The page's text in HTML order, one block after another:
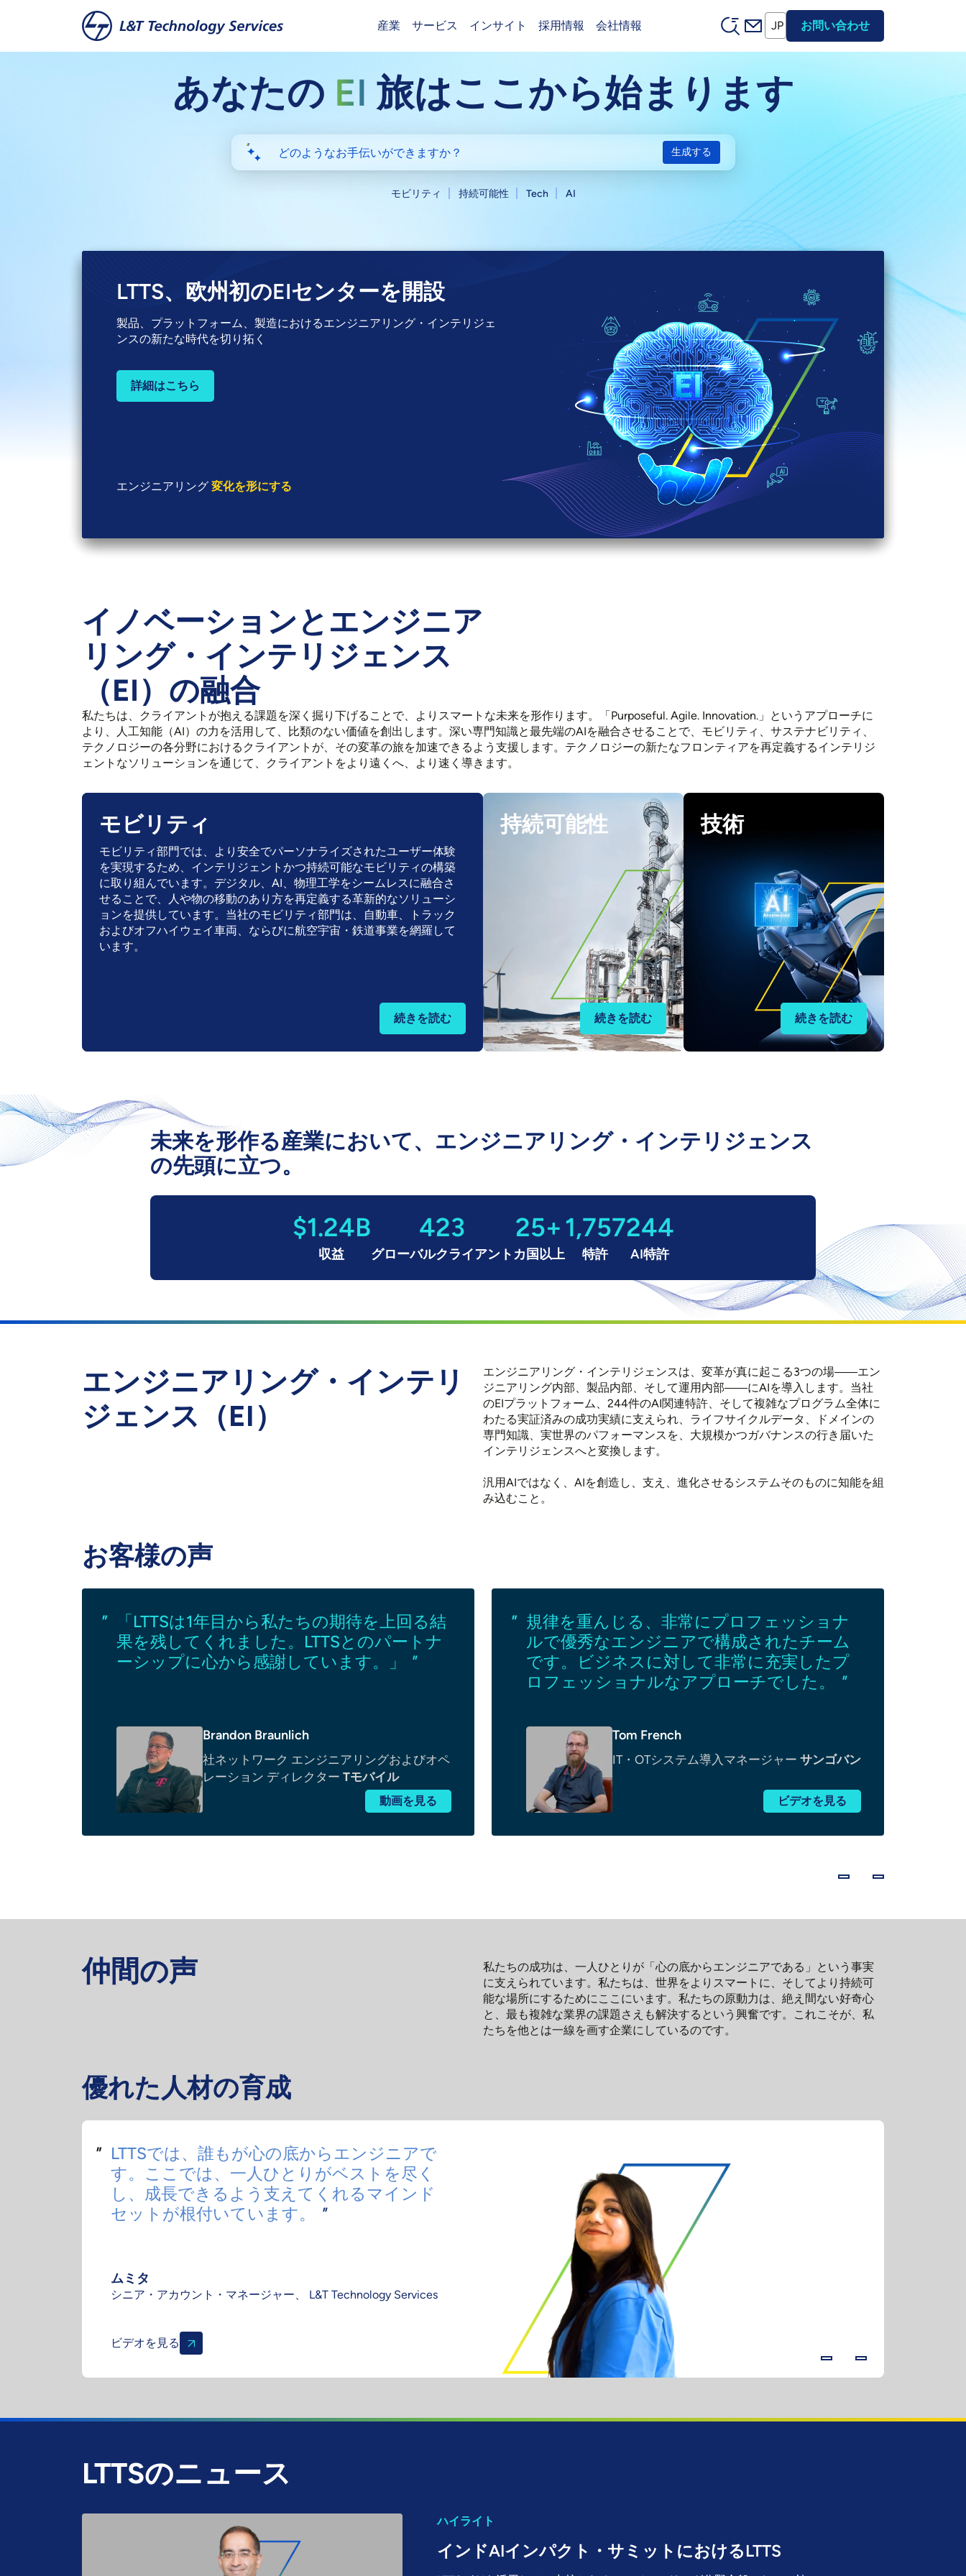
Header (Main)
産業 サービス インサイト 採用情報 会社情報 Header (Secondary)
JP お問い合わせ
あなたの EI 旅はここから始まります
生成する
モビリティ 持続可能性 Tech AI
LTTS、Anthropicと提携
「Claude」を活用したエンジニアリング・インテリジェンスを導入し、
製品開発と製造を加速させる
詳細はこちら
エンジニアリング 変化を形にする
LTTS Ainfonix™の発売
エンジニアリング成果物をエンジニアリング・インテリジェンスに変える
AIプラットフォーム
詳細はこちら
エンジニアリング 変化を形にする
LTTS、欧州初のEIセンターを開設
製品、プラットフォーム、製造におけるエンジニアリング・インテリジェ
ンスの新たな時代を切り拓く
詳細はこちら
エンジニアリング 変化を形にする
イノベーションとエンジニア
リング・インテリジェンス
（EI）の融合
私たちは、クライアントが抱える課題を深く掘り下げることで、よりスマートな未来を形作ります。「Purposeful. Agile. Innovation.」というアプローチに
より、人工知能（AI）の力を活用して、比類のない価値を創出します。深い専門知識と最先端のAIを融合させることで、モビリティ、サステナビリティ、
テクノロジーの各分野におけるクライアントが、その変革の旅を加速できるよう支援します。テクノロジーの新たなフロンティアを再定義するインテリジ
ェントなソリューションを通じて、クライアントをより遠くへ、より速く導きます。​
モビリティ
モビリティ部門では、より安全でパーソナライズされたユーザー体験
を実現するため、インテリジェントかつ持続可能なモビリティの構築
に取り組んでいます。デジタル、AI、物理工学をシームレスに融合さ
せることで、人や物の移動のあり方を再定義する革新的なソリューシ
ョンを提供しています。当社のモビリティ部門は、自動車、トラック
およびオフハイウェイ車両、ならびに航空宇宙・鉄道事業を網羅して
います。
続きを読む
持続可能性
続きを読む
技術
続きを読む
未来を形作る産業において、エンジニアリング・インテリジェンス
の先頭に立つ。
$1.24B
収益
423
グローバルクライアント
25+
カ国以上
1,757
特許
244
AI特許
エンジニアリング・インテリ
ジェンス（EI）
エンジニアリング・インテリジェンスは、変革が真に起こる3つの場――エン
ジニアリング内部、製品内部、そして運用内部――にAIを導入します。当社
のEIプラットフォーム、244件のAI関連特許、そして複雑なプログラム全体に
わたる実証済みの成功実績に支えられ、ライフサイクルデータ、ドメインの
専門知識、実世界のパフォーマンスを、大規模かつガバナンスの行き届いた
インテリジェンスへと変換します。
汎用AIではなく、AIを創造し、支え、進化させるシステムそのものに知能を組
み込むこと。
お客様の声
「LTTSは1年目から私たちの期待を上回る結
果を残してくれました。LTTSとのパートナ
ーシップに心から感謝しています。」
"
Brandon Braunlich
社ネットワーク エンジニアリングおよびオペ
レーション ディレクター Tモバイル
動画を見る
規律を重んじる、非常にプロフェッショナ
ルで優秀なエンジニアで構成されたチーム
です。ビジネスに対して非常に充実したプ
ロフェッショナルなアプローチでした。
"
Tom French
IT・OTシステム導入マネージャー サンゴバン
ビデオを見る
仲間の声
私たちの成功は、一人ひとりが「心の底からエンジニアである」という事実
に支えられています。私たちは、世界をよりスマートに、そしてより持続可
能な場所にするためにここにいます。私たちの原動力は、絶え間ない好奇心
と、最も複雑な業界の課題さえも解決するという興奮です。これこそが、私
たちを他とは一線を画す企業にしているのです。
優れた人材の育成
LTTSについて私が最も気に入っている点
は、最初から若者たちに与えられるような機
会があることです。 "
マネージャー - 戦略的イニシアチブ担当、 L&T Technology
Services
ビデオを見る
LTTSのニュース
ハイライト
インドAIインパクト・サミットにおけるLTTS